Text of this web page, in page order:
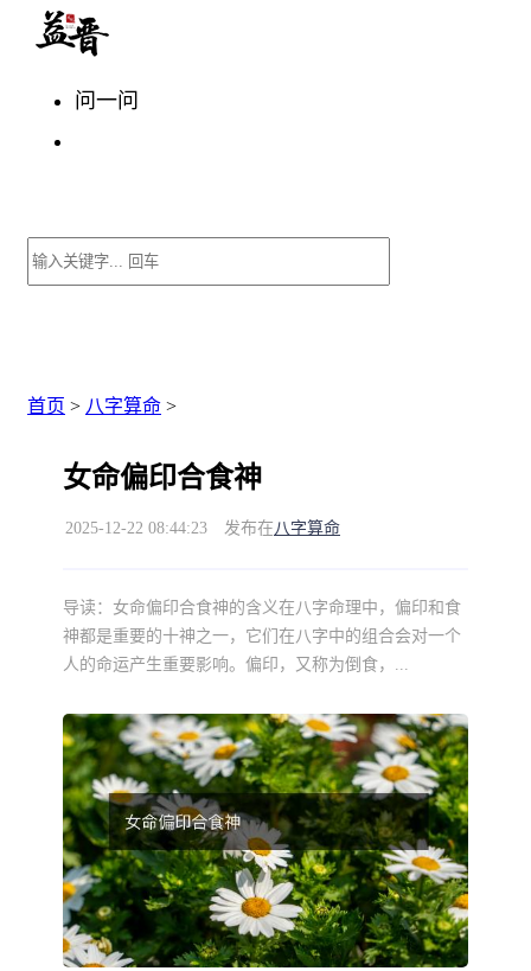
问一问
首页 > 八字算命 >
女命偏印合食神
2025-12-22 08:44:23 发布在八字算命
导读： 女命偏印合食神的含义在八字命理中，偏印和食
神都是重要的十神之一，它们在八字中的组合会对一个
人的命运产生重要影响。偏印，又称为倒食，...